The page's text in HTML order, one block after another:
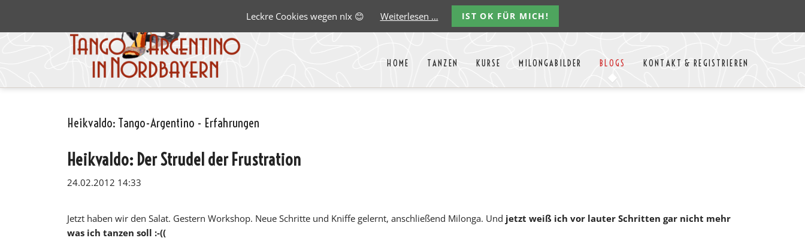
HOME TANZEN
Liste aller Events des kommenden Jahres
KURSE
Blanco y
MILONGABILDER BLOGS KONTAKT & REGISTRIEREN
Kontakt
Heikvaldo: Tango-Argentino - Erfahrungen
Heikvaldo: Der Strudel der Frustration
24.02.2012 14:33
Jetzt haben wir den Salat. Gestern Workshop. Neue Schritte und Kniffe gelernt, anschließend Milonga. Und jetzt weiß ich vor lauter Schritten gar nicht mehr
was ich tanzen soll :-((
Leckre Cookies wegen nIx 😊 Weiterlesen … IST OK FÜR MICH!